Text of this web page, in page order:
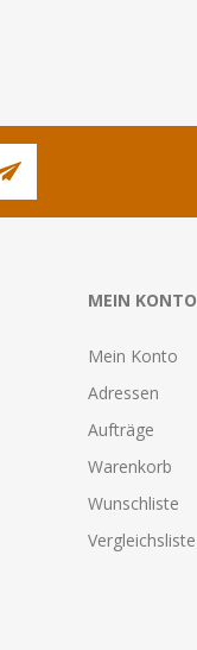
MEIN KONTO
Mein Konto
Adressen
Aufträge
Warenkorb
Wunschliste
Vergleichsliste